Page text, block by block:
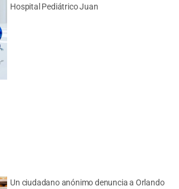
Hospital Pediátrico Juan
Un ciudadano anónimo denuncia a Orlando